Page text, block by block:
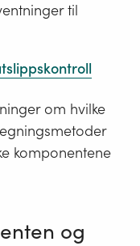
til
om hvilke
komponentene
og